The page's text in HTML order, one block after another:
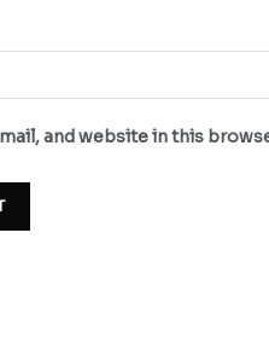
and website in this